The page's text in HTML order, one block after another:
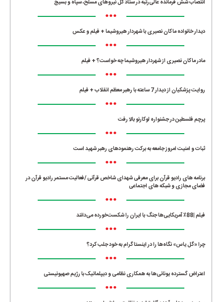
انتصاب شش فرمانده عالی‌رتبه در ستاد کل نیروهای مسلح، سپاه و بسیج
•••
دیدار خانواده ماکان نصیری با شهردار هیروشیما + فیلم و عکس
•••
مادر ماکان نصیری از شهردار هیروشیما چه خواست؟ + فیلم
•••
روایت پزشکیان از دیدار 7 ساعته با رهبر معظم انقلاب + فیلم
•••
پرچم فلسطین در جشنواره لوکارنو بالا رفت
•••
ثبات و امنیت امروز جامعه به برکت رهنمودهای رهبر شهید است
•••
برنامه های رادیو قرآن برای معرفی شهدای شاخص قرآنی /فعالیت مستمر رادیو قرآن در
فضای مجازی و شبکه های اجتماعی
•••
فیلم |88٪ آمریکایی‌ها جنگ با ایران را شکست‌خورده می‌دانند
•••
چرا «گل یاس» نگاه‌ها را در اینستاگرام به خود جلب کرد؟
•••
اعتراض گسترده یونانی‌ها به همکاری نظامی و دیپلماتیک با رژیم صهیونیستی
•••